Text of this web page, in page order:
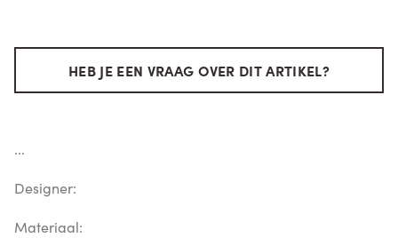
HEB JE EEN VRAAG OVER DIT ARTIKEL?
...
Designer:
Materiaal: